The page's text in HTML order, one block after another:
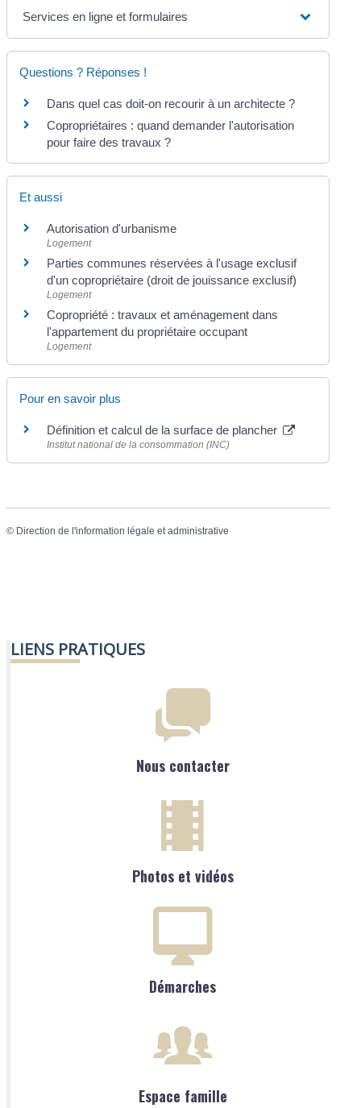
Services en ligne et formulaires
Questions ? Réponses !
Dans quel cas doit-on recourir à un architecte ?
Copropriétaires : quand demander l'autorisation
pour faire des travaux ?
Et aussi
Autorisation d'urbanisme
Logement
Parties communes réservées à l'usage exclusif
d'un copropriétaire (droit de jouissance exclusif)
Logement
Copropriété : travaux et aménagement dans
l'appartement du propriétaire occupant
Logement
Pour en savoir plus
Définition et calcul de la surface de plancher
Institut national de la consommation (INC)
© Direction de l'information légale et administrative
LIENS PRATIQUES
Nous contacter
Photos et vidéos
Démarches
Espace famille